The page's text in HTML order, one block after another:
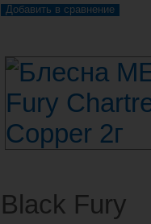
Black Fury